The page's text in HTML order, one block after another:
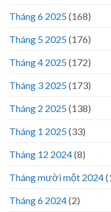
Tháng 6 2025(168)
Tháng 5 2025(176)
Tháng 4 2025(172)
Tháng 3 2025(173)
Tháng 2 2025(138)
Tháng 1 2025(33)
Tháng 12 2024(8)
Tháng mười một 2024
Tháng 6 2024(2)